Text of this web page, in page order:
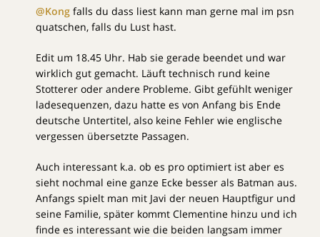
@Kong falls du dass liest kann man gerne mal im psn
quatschen, falls du Lust hast.
Edit um 18.45 Uhr. Hab sie gerade beendet und war
wirklich gut gemacht. Läuft technisch rund keine
Stotterer oder andere Probleme. Gibt gefühlt weniger
ladesequenzen, dazu hatte es von Anfang bis Ende
deutsche Untertitel, also keine Fehler wie englische
vergessen übersetzte Passagen.
Auch interessant k.a. ob es pro optimiert ist aber es
sieht nochmal eine ganze Ecke besser als Batman aus.
Anfangs spielt man mit Javi der neuen Hauptfigur und
seine Familie, später kommt Clementine hinzu und ich
finde es interessant wie die beiden langsam immer